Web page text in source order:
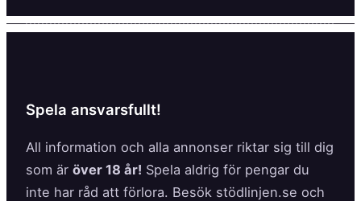
Spela ansvarsfullt!
All information och alla annonser riktar sig till dig
som är över 18 år! Spela aldrig för pengar du
inte har råd att förlora. Besök stödlinjen.se och